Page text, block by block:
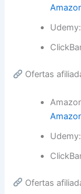
Ofertas
Ofertas